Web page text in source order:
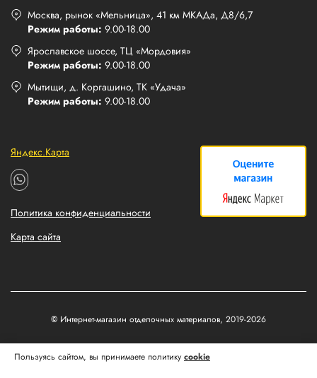
Москва, рынок «Мельница», 41 км МКАДа, Д8/6,7
Режим работы: 9.00-18.00
Ярославское шоссе, ТЦ «Мордовия»
Режим работы: 9.00-18.00
Мытищи, д. Коргашино, ТК «Удача»
Режим работы: 9.00-18.00
Яндекс.Карта
Политика конфиденциальности
Карта сайта
© Интернет-магазин отделочных материалов, 2019-2026
Matus&Kvits
Пользуясь сайтом, вы принимаете политику cookie